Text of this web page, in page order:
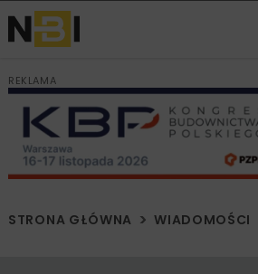
REKLAMA
STRONA GŁÓWNA WIADOMOŚCI